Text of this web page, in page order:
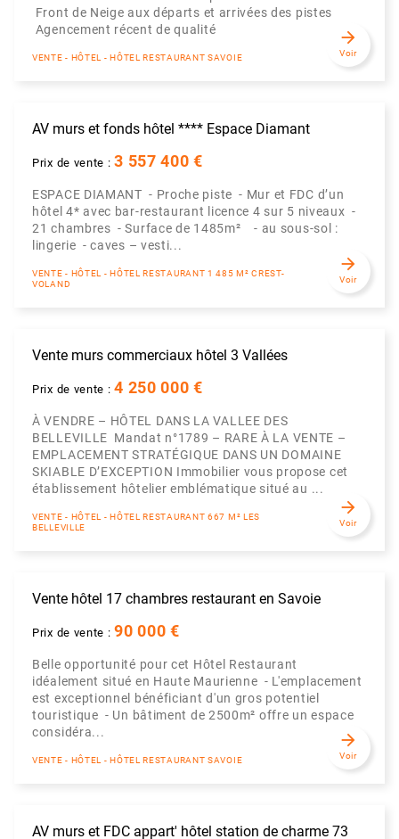
Front de Neige aux départs et arrivées des pistes
Agencement récent de qualité
VENTE - HÔTEL - HÔTEL RESTAURANT SAVOIE
arrow_forward
Voir
AV murs et fonds hôtel **** Espace Diamant
Prix de vente :3 557 400 €
ESPACE DIAMANT - Proche piste - Mur et FDC d’un
hôtel 4* avec bar-restaurant licence 4 sur 5 niveaux -
21 chambres - Surface de 1485m² - au sous-sol :
lingerie - caves – vesti...
VENTE - HÔTEL - HÔTEL RESTAURANT 1 485 M² CREST-
VOLAND
arrow_forward
Voir
Vente murs commerciaux hôtel 3 Vallées
Prix de vente :4 250 000 €
À VENDRE – HÔTEL DANS LA VALLEE DES
BELLEVILLE Mandat n°1789 – RARE À LA VENTE –
EMPLACEMENT STRATÉGIQUE DANS UN DOMAINE
SKIABLE D’EXCEPTION Immobilier vous propose cet
établissement hôtelier emblématique situé au ...
VENTE - HÔTEL - HÔTEL RESTAURANT 667 M² LES
BELLEVILLE
arrow_forward
Voir
Vente hôtel 17 chambres restaurant en Savoie
Prix de vente :90 000 €
Belle opportunité pour cet Hôtel Restaurant
idéalement situé en Haute Maurienne - L'emplacement
est exceptionnel bénéficiant d'un gros potentiel
touristique - Un bâtiment de 2500m² offre un espace
considéra...
VENTE - HÔTEL - HÔTEL RESTAURANT SAVOIE
arrow_forward
Voir
AV murs et FDC appart' hôtel station de charme 73